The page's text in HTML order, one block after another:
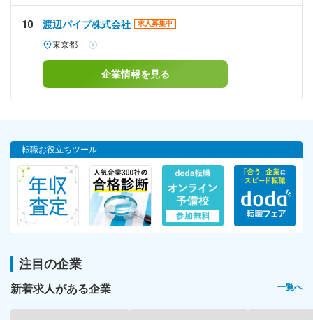
10 渡辺パイプ株式会社 求人募集中
東京都 -
企業情報を見る
転職お役立ちツール
注目の企業
新着求人がある企業 一覧へ